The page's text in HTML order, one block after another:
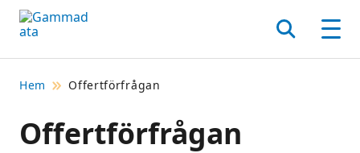
Hoppa
till
Sök
Hem Offertförfrågan
Offertförfrågan